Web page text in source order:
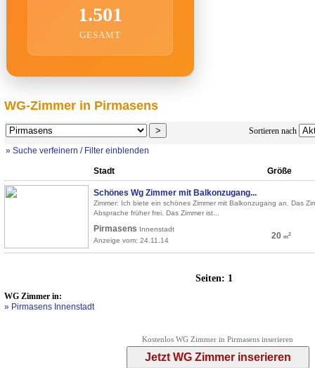
1.501
GESAMT
WG-Zimmer in Pirmasens
Sortieren nach
» Suche verfeinern / Filter einblenden
Stadt Größe
Schönes Wg Zimmer mit Balkonzugang...
Zimmer: Ich biete ein schönes Zimmer mit Balkonzugang an. Das
Absprache früher frei. Das Zimmer ist...
Pirmasens Innenstadt
Anzeige vom: 24.11.14
20 m2
Seiten: 1
WG Zimmer in:
» Pirmasens Innenstadt
Kostenlos WG Zimmer in Pirmasens inserieren